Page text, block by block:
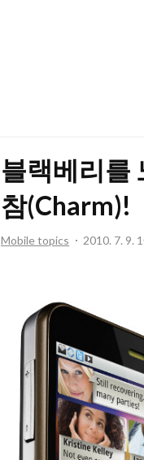
블랙베리를
참(Charm)!
Mobile topics 2010. 7. 9.